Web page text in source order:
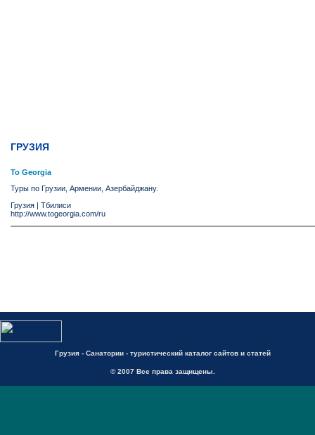
ГРУЗИЯ
To Georgia
Туры по Грузии, Армении, Азербайджану.
Грузия | Тбилиси
http://www.togeorgia.com/ru
Грузия - Санатории - туристический каталог сайтов и статей
© 2007 Все права защищены.